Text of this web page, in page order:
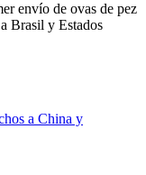
envío de ovas de pez
Brasil y Estados